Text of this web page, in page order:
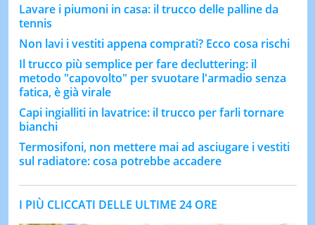
Lavare i piumoni in casa: il trucco delle palline da
tennis
Non lavi i vestiti appena comprati? Ecco cosa rischi
Il trucco più semplice per fare decluttering: il
metodo "capovolto" per svuotare l'armadio senza
fatica, è già virale
Capi ingialliti in lavatrice: il trucco per farli tornare
bianchi
Termosifoni, non mettere mai ad asciugare i vestiti
sul radiatore: cosa potrebbe accadere
I PIÙ CLICCATI DELLE ULTIME 24 ORE